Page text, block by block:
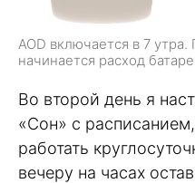
AOD включается в 7
начинается расход
Во второй день я
«Сон» с
работать
вечеру на часах